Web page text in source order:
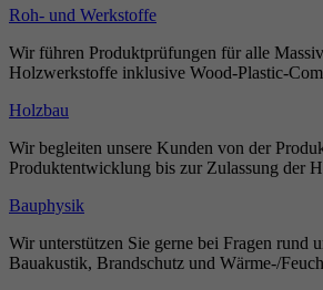
Roh- und Werkstoffe
Wir führen Produktprüfungen für alle
Holzwerkstoffe inklusive Wood-Plastic-
Holzbau
Wir begleiten unsere Kunden von der
Produktentwicklung bis zur Zulassung der
Bauphysik
Wir unterstützen Sie gerne bei Fragen rund
Bauakustik, Brandschutz und Wärme-/